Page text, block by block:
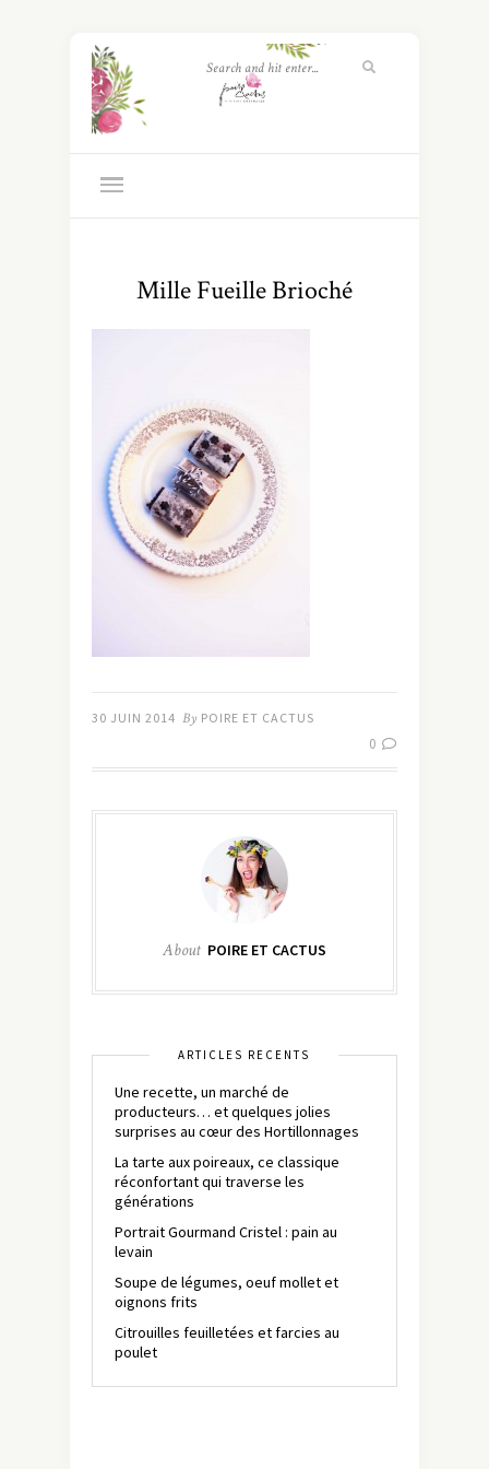
Mille Fueille Brioché
30 JUIN 2014 By POIRE ET CACTUS
0
About POIRE ET CACTUS
ARTICLES RÉCENTS
Une recette, un marché de
producteurs… et quelques jolies
surprises au cœur des Hortillonnages
La tarte aux poireaux, ce classique
réconfortant qui traverse les
générations
Portrait Gourmand Cristel : pain au
levain
Soupe de légumes, oeuf mollet et
oignons frits
Citrouilles feuilletées et farcies au
poulet